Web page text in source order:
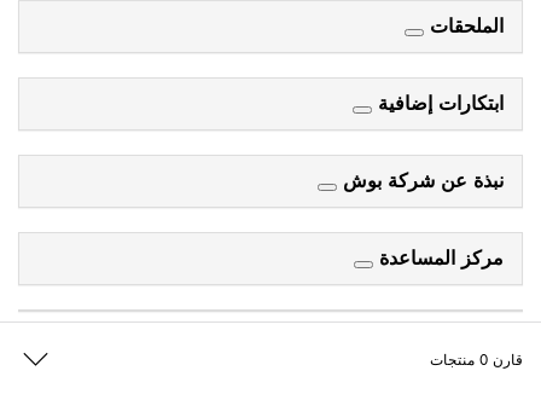
قارن 0 منتجات
الملحقات
ابتكارات إضافية
نبذة عن شركة بوش
مركز المساعدة